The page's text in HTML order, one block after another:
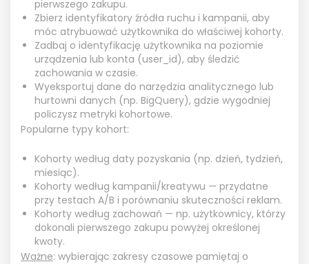
pierwszego zakupu.
Zbierz identyfikatory źródła ruchu i kampanii, aby
móc atrybuować użytkownika do właściwej kohorty.
Zadbaj o identyfikację użytkownika na poziomie
urządzenia lub konta (user_id), aby śledzić
zachowania w czasie.
Wyeksportuj dane do narzędzia analitycznego lub
hurtowni danych (np. BigQuery), gdzie wygodniej
policzysz metryki kohortowe.
Popularne typy kohort:
Kohorty według daty pozyskania (np. dzień, tydzień,
miesiąc).
Kohorty według kampanii/kreatywu — przydatne
przy testach A/B i porównaniu skuteczności reklam.
Kohorty według zachowań — np. użytkownicy, którzy
dokonali pierwszego zakupu powyżej określonej
kwoty.
Ważne: wybierając zakresy czasowe pamiętaj o